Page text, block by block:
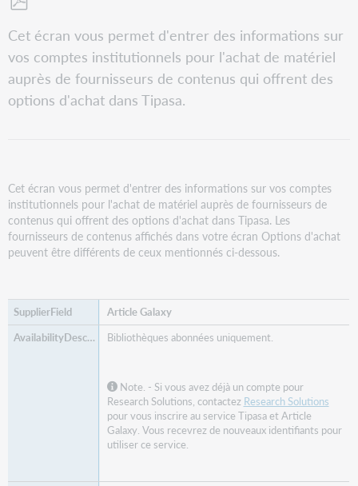
en
tant
que
PDF
Cet écran vous permet d'entrer des informations sur
vos comptes institutionnels pour l'achat de matériel
auprès de fournisseurs de contenus qui offrent des
options d'achat dans Tipasa.
Cet écran vous permet d'entrer des informations sur vos comptes
institutionnels pour l'achat de matériel auprès de fournisseurs de
contenus qui offrent des options d'achat dans Tipasa. Les
fournisseurs de contenus affichés dans votre écran Options d'achat
peuvent être différents de ceux mentionnés ci-dessous.
Article Galaxy
Bibliothèques abonnées uniquement.
Note. - Si vous avez déjà un compte pour
Research Solutions, contactez Research Solutions
pour vous inscrire au service Tipasa et Article
Galaxy. Vous recevrez de nouveaux identifiants pour
utiliser ce service.